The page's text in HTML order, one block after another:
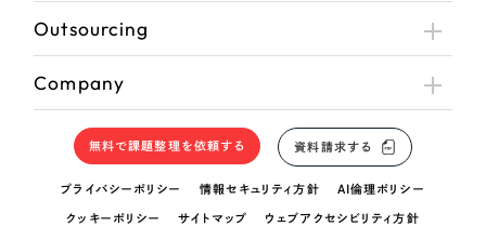
Outsourcing
Company
無料で課題整理を依頼する 資料請求する
プライバシーポリシー 情報セキュリティ方針 AI倫理ポリシー
クッキーポリシー サイトマップ ウェブアクセシビリティ方針